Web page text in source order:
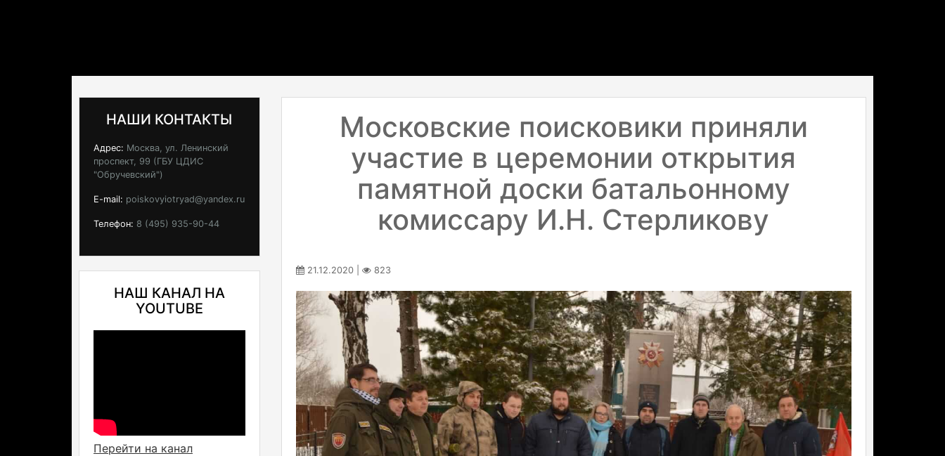
НАШИ КОНТАКТЫ
Адрес: Москва, ул. Ленинский
проспект, 99 (ГБУ ЦДИС
"Обручевский")
E-mail: poiskovyiotryad@yandex.ru
Телефон: 8 (495) 935-90-44
НАШ КАНАЛ НА
YOUTUBE
Перейти на канал
Московские поисковики приняли
участие в церемонии открытия
памятной доски батальонному
комиссару И.Н. Стерликову
21.12.2020 | 823